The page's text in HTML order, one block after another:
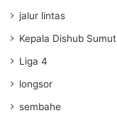
jalur lintas
Kepala Dishub Sumut
Liga 4
longsor
sembahe